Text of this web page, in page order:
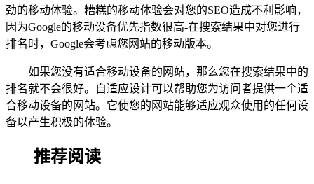
劲的移动体验。糟糕的移动体验会对您的SEO造成不利影响，
因为Google的移动设备优先指数很高-在搜索结果中对您进行
排名时，Google会考虑您网站的移动版本。
如果您没有适合移动设备的网站，那么您在搜索结果中的
排名就不会很好。自适应设计可以帮助您为访问者提供一个适
合移动设备的网站。它使您的网站能够适应观众使用的任何设
备以产生积极的体验。
推荐阅读